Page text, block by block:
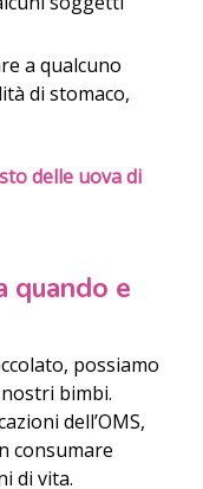
a qualcuno
di stomaco,
delle uova di
quando e
possiamo
bimbi.
dell’OMS,
consumare
di vita.